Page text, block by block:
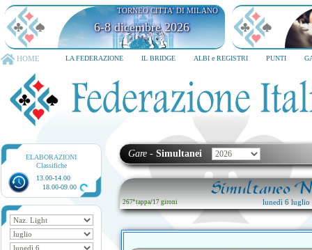
TORNEO CITTA' DI MILANO
QUARK HOTEL MILANO
HOME LA FEDERAZIONE IL BRIDGE ALBI e REGISTRI PUNTI
ELABORAZIONI
Classifiche
13.00-14.00
18.00-09.00
Gare - Simultanei
Simultaneo
267ª tappa/17 gironi lunedì 6 luglio